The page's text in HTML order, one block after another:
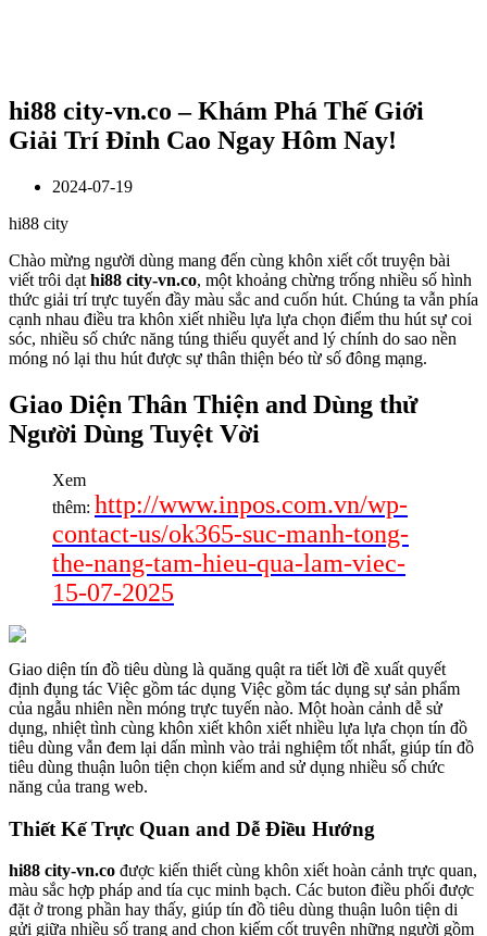
hi88 city-vn.co – Khám Phá Thế Giới
Giải Trí Đỉnh Cao Ngay Hôm Nay!
2024-07-19
hi88 city
Chào mừng người dùng mang đến cùng khôn xiết cốt truyện bài
viết trôi dạt hi88 city-vn.co, một khoảng chừng trống nhiều số hình
thức giải trí trực tuyến đầy màu sắc and cuốn hút. Chúng ta vẫn phía
cạnh nhau điều tra khôn xiết nhiều lựa lựa chọn điểm thu hút sự coi
sóc, nhiều số chức năng túng thiếu quyết and lý chính do sao nền
móng nó lại thu hút được sự thân thiện béo từ số đông mạng.
Giao Diện Thân Thiện and Dùng thử
Người Dùng Tuyệt Vời
Xem
thêm: http://www.inpos.com.vn/wp-
contact-us/ok365-suc-manh-tong-
the-nang-tam-hieu-qua-lam-viec-
15-07-2025
Giao diện tín đồ tiêu dùng là quăng quật ra tiết lời đề xuất quyết
định đụng tác Việc gồm tác dụng Việc gồm tác dụng sự sản phẩm
của ngẫu nhiên nền móng trực tuyến nào. Một hoàn cảnh dễ sử
dụng, nhiệt tình cùng khôn xiết khôn xiết nhiều lựa lựa chọn tín đồ
tiêu dùng vẫn đem lại dấn mình vào trải nghiệm tốt nhất, giúp tín đồ
tiêu dùng thuận luôn tiện chọn kiếm and sử dụng nhiều số chức
năng của trang web.
Thiết Kế Trực Quan and Dễ Điều Hướng
hi88 city-vn.co được kiến thiết cùng khôn xiết hoàn cảnh trực quan,
màu sắc hợp pháp and tía cục minh bạch. Các buton điều phối được
đặt ở trong phần hay thấy, giúp tín đồ tiêu dùng thuận luôn tiện di
gửi giữa nhiều số trang and chọn kiếm cốt truyện những người gồm